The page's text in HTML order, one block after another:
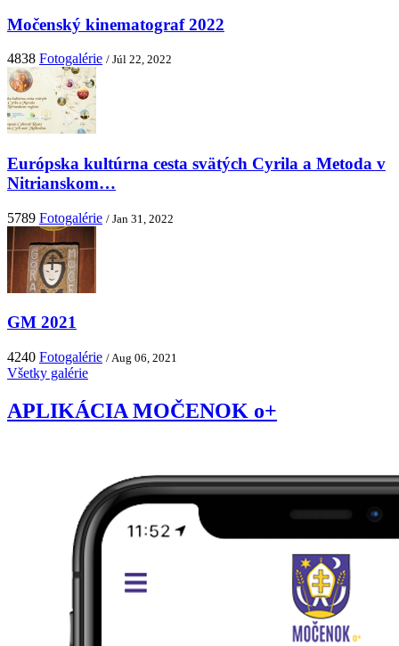
Močenský kinematograf 2022
4838 Fotogalérie / Júl 22, 2022
Európska kultúrna cesta svätých Cyrila a Metoda v
Nitrianskom…
5789 Fotogalérie / Jan 31, 2022
GM 2021
4240 Fotogalérie / Aug 06, 2021
Všetky galérie
APLIKÁCIA MOČENOK o+